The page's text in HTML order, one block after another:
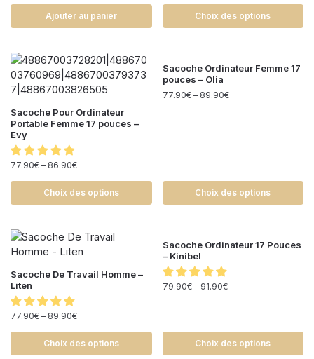
Ajouter au panier Choix des options
Sacoche Pour Ordinateur
Portable Femme 17 pouces –
Evy
77.90€ – 86.90€
Choix des options
Sacoche Ordinateur Femme 17
pouces – Olia
77.90€– 89.90€
Choix des options
Sacoche De Travail Homme –
Liten
77.90€ – 89.90€
Choix des options
Sacoche Ordinateur 17 Pouces
– Kinibel
79.90€– 91.90€
Choix des options